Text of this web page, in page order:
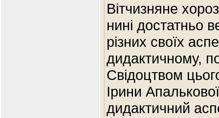
Вітчизняне
нині достатньо
різних своїх
дидактичному,
Свідоцтвом
Ірини
дидактичний